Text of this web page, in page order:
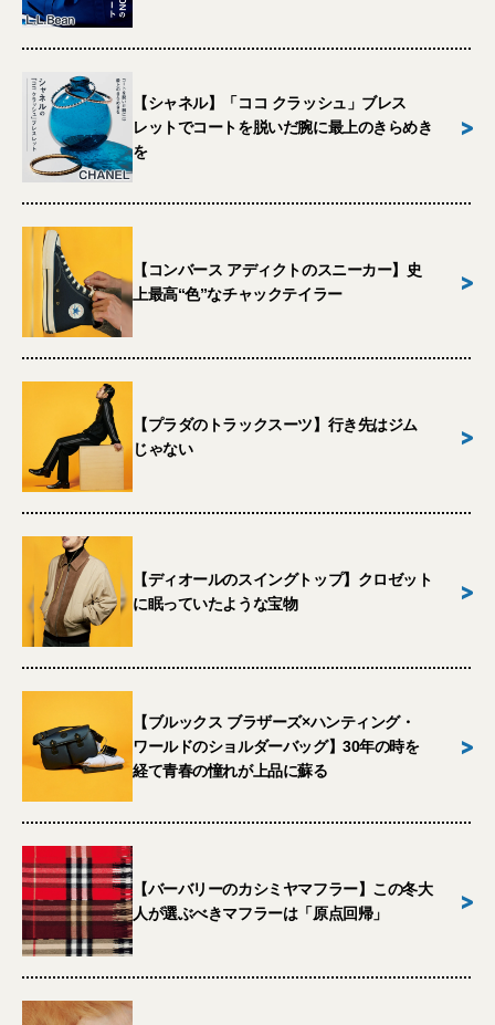
【シャネル】「ココ クラッシュ」ブレス
レットでコートを脱いだ腕に最上のきらめき
を
>
【コンバース アディクトのスニーカー】史
上最高“色”なチャックテイラー
>
【プラダのトラックスーツ】行き先はジム
じゃない
>
【ディオールのスイングトップ】クロゼット
に眠っていたような宝物
>
【ブルックス ブラザーズ×ハンティング・
ワールドのショルダーバッグ】30年の時を
経て青春の憧れが上品に蘇る
>
【バーバリーのカシミヤマフラー】この冬大
人が選ぶべきマフラーは「原点回帰」
>